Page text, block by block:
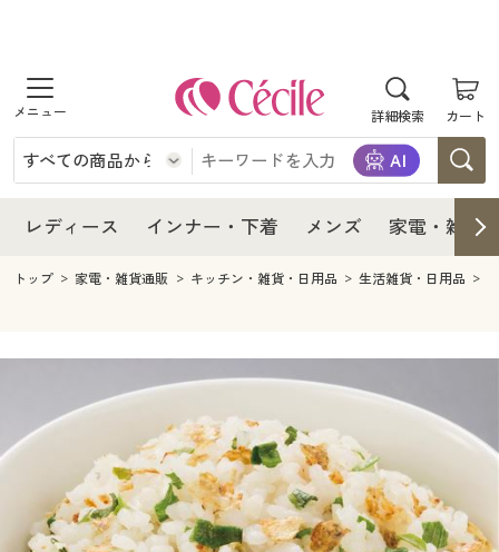
詳細検索 カート
商品を探す
レディース
レディースファッション
インナー・下着
インナー・下着通販すべて
メンズ下着
ジュニア・ティーンズ下着
メンズ
メンズファッション
メンズ下着
家電・雑貨すべて
キッチン・雑貨・日用品
寝具・インテリア・家具
寝具・インテリア・家具通販すべて
家具・収納
美容・健康
美容・健康通販すべて
制服・スクール
レディース インナー・下着 メンズ 家電・雑貨
レディース
レディース通販すべて
レディースファッション
インナー・下着
インナー・下着通販すべて
ジュニア・ティーンズ下着
メンズ
キッチン・雑貨・日用品
寝具・インテリア・家具通販すべて
家具・収納
寝具・ベッド
美容・健康通販すべて
美容・健康・サプリメント
制服・スクール
制服・スクールすべて
大きいサイズ
トップ 家電・雑貨通販 キッチン・雑貨・日用品 生活雑貨・日用品